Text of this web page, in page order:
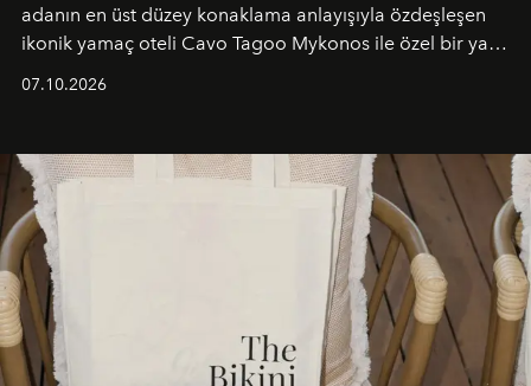
adanın en üst düzey konaklama anlayışıyla özdeşleşen
ikonik yamaç oteli Cavo Tagoo Mykonos ile özel bir yaz
buluşturarak markanın Cavo Tagoo’daki varlığını
sürükleyici ve mevsime özel bir deneyime dönüştürüyor.
07.10.2026